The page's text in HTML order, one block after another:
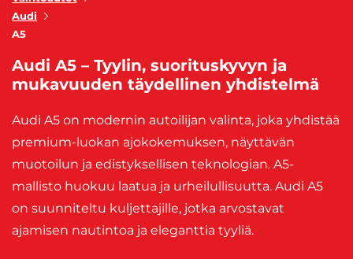
Audi
A5
Audi A5 – Tyylin, suorituskyvyn ja
mukavuuden täydellinen yhdistelmä
Audi A5 on modernin autoilijan valinta, joka yhdistää
premium-luokan ajokokemuksen, näyttävän
muotoilun ja edistyksellisen teknologian. A5-
mallisto huokuu laatua ja urheilullisuutta. Audi A5
on suunniteltu kuljettajille, jotka arvostavat
ajamisen nautintoa ja eleganttia tyyliä.